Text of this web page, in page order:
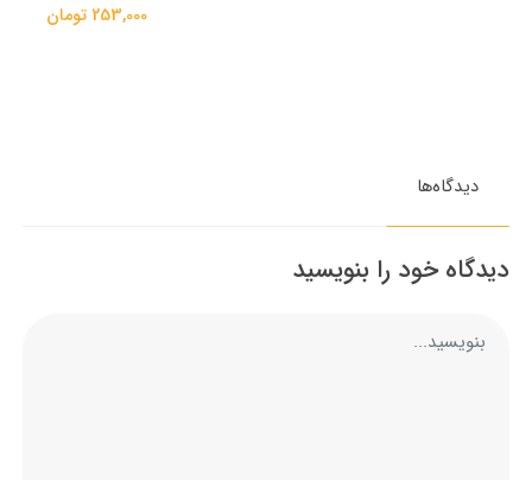
253,000 تومان
دیدگاه‌ها
دیدگاه خود را بنویسید